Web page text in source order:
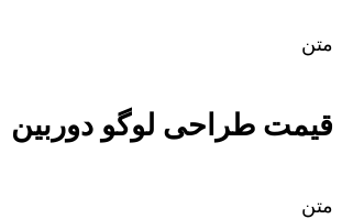
متن
قیمت طراحی لوگو دوربین
متن